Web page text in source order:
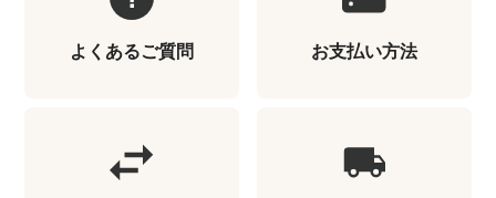
よくあるご質問 お支払い方法